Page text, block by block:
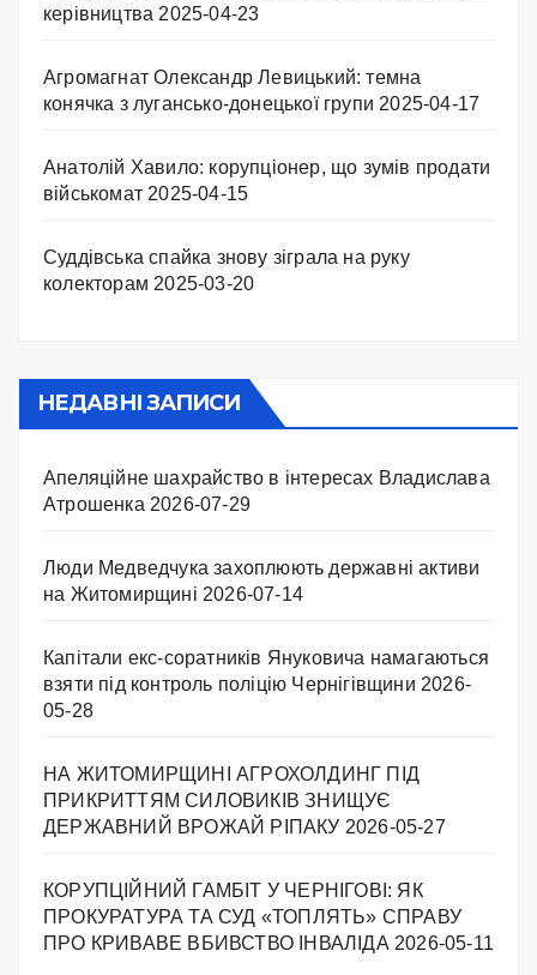
керівництва 2025-04-23
Агромагнат Олександр Левицький: темна
конячка з лугансько-донецької групи 2025-04-17
Анатолій Хавило: корупціонер, що зумів продати
військомат 2025-04-15
Суддівська спайка знову зіграла на руку
колекторам 2025-03-20
НЕДАВНІ ЗАПИСИ
Апеляційне шахрайство в інтересах Владислава
Атрошенка 2026-07-29
Люди Медведчука захоплюють державні активи
на Житомирщині 2026-07-14
Капітали екс-соратників Януковича намагаються
взяти під контроль поліцію Чернігівщини 2026-
05-28
НА ЖИТОМИРЩИНІ АГРОХОЛДИНГ ПІД
ПРИКРИТТЯМ СИЛОВИКІВ ЗНИЩУЄ
ДЕРЖАВНИЙ ВРОЖАЙ РІПАКУ ​ 2026-05-27
КОРУПЦІЙНИЙ ГАМБІТ У ЧЕРНІГОВІ: ЯК
ПРОКУРАТУРА ТА СУД «ТОПЛЯТЬ» СПРАВУ
ПРО КРИВАВЕ ВБИВСТВО ІНВАЛІДА 2026-05-11